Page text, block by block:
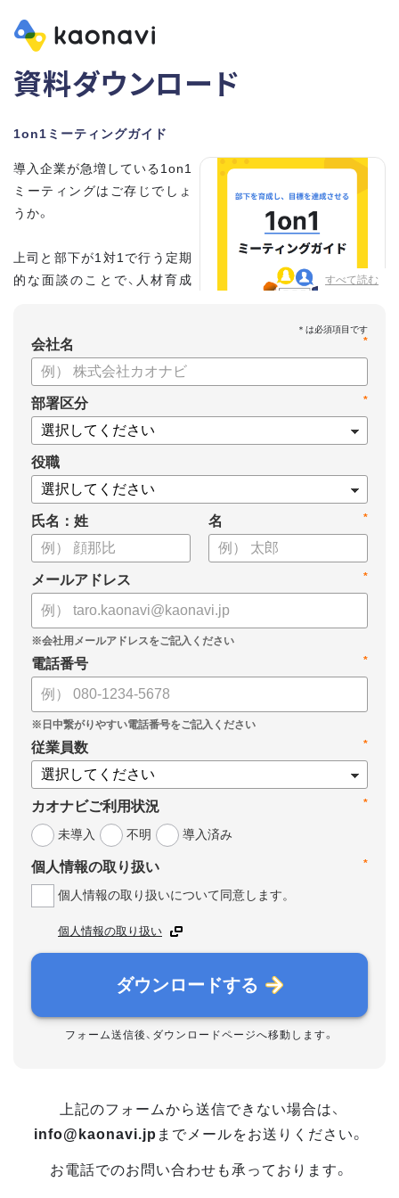
資料ダウンロード
1on1ミーティングガイド
すべて読む
導入企業が急増している1on1
ミーティングはご存じでしょ
うか。
上司と部下が1対1で行う定期
的な面談のことで、人材育成
こちらの資料では、
・1on1とは何か？
・1on1の基本的なやり方
・ 1on1 の基本アジェンダと質問例
についてまとめましたので、ぜひお役立てください。
*
会社名
*
部署区分
役職
氏名：姓 *
名
*
メールアドレス
*
電話番号
*
従業員数
*
カオナビご利用状況
未導入
不明 導入済み
*
個人情報の取り扱い
個人情報の取り扱いについて同意します。
個人情報の取り扱い
ダウンロードする
フォーム送信後、ダウンロードページへ移動します。
上記のフォームから送信できない場合は、
info@kaonavi.jp までメールをお送りください。
お電話でのお問い合わせも承っております。